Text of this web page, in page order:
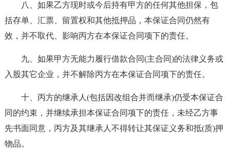
八、如果乙方现时或今后持有甲方的任何其他担保，包
括存单、汇票、留置权和其他抵押品，本保证合同仍然有
效，并不取代、影响丙方在本保证合同项下的责任。
九、如果甲方无能力履行借款合同(主合同)的法律义务或
入股其它企业，并不解除丙方在本保证合同项下的责任。
十、丙方的继承人(包括因改组合并而继承)仍受本保证合
同的约束，并继续承担本保证合同项下的责任，未经乙方事
先书面同意，丙方及其继承人不得转让其保证义务和抵(质)押
物品。